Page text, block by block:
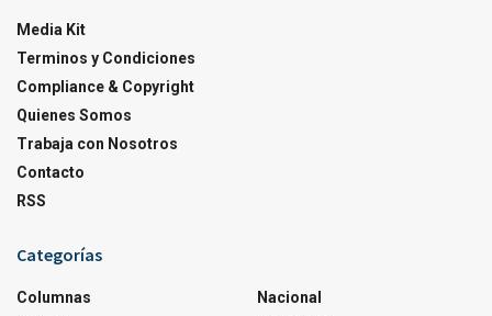
Media Kit
Terminos y Condiciones
Compliance & Copyright
Quienes Somos
Trabaja con Nosotros
Contacto
RSS
Categorías
Columnas
Nacional